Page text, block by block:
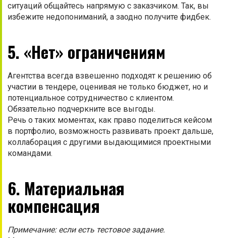
ситуаций общайтесь напрямую с заказчиком. Так, вы
избежите недопониманий, а заодно получите фидбек.
5. «Нет» ограничениям
Агентства всегда взвешенно подходят к решению об
участии в тендере, оценивая не только бюджет, но и
потенциальное сотрудничество с клиентом.
Обязательно подчеркните все выгоды.
Речь о таких моментах, как право поделиться кейсом
в портфолио, возможность развивать проект дальше,
коллаборация с другими выдающимися проектными
командами.
6. Материальная
компенсация
Примечание: если есть тестовое задание.